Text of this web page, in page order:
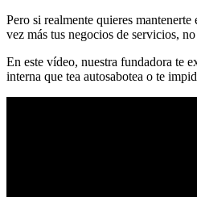
Pero si realmente quieres
vez más tus negocios de servicios,
En este vídeo, nuestra fundadora te
interna que tea autosabotea o te